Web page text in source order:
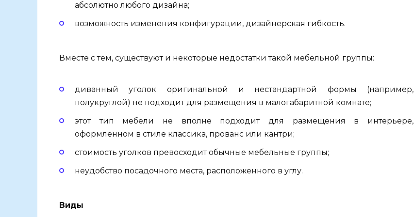
абсолютно любого дизайна;
возможность изменения конфигурации, дизайнерская гибкость.
Вместе с тем, существуют и некоторые недостатки такой мебельной группы:
диванный уголок оригинальной и нестандартной формы (например,
полукруглой) не подходит для размещения в малогабаритной комнате;
этот тип мебели не вполне подходит для размещения в интерьере,
оформленном в стиле классика, прованс или кантри;
стоимость уголков превосходит обычные мебельные группы;
неудобство посадочного места, расположенного в углу.
Виды